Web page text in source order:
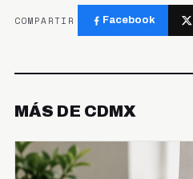
COMPARTIR Facebook
MÁS DE CDMX